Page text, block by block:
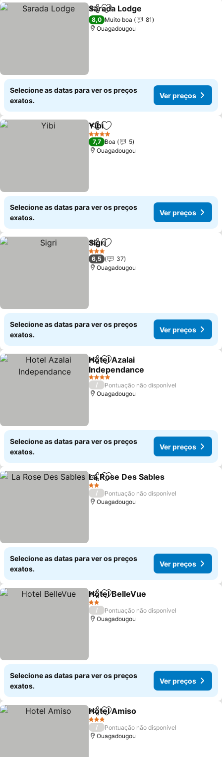
PartilharAdicionar aos favoritos
Sarada Lodge
8,0 Muito boa
81
Ouagadougou
Selecione as datas para ver os preços
exatos.
Ver preços
PartilharAdicionar aos favoritos
Yibi
4 Estrelas
7,7 Boa
5
Ouagadougou
Selecione as datas para ver os preços
exatos.
Ver preços
PartilharAdicionar aos favoritos
Sigri
3 Estrelas
6,5
37
Ouagadougou
Selecione as datas para ver os preços
exatos.
Ver preços
PartilharAdicionar aos favoritos
Hotel Azalai
Independance
Ver preços
4 Estrelas
/
Pontuação não disponível
Ouagadougou
Selecione as datas para ver os preços
exatos.
Ver preços
PartilharAdicionar aos favoritos
La Rose Des Sables
2 Estrelas
/
Pontuação não disponível
Ouagadougou
Selecione as datas para ver os preços
exatos.
Ver preços
PartilharAdicionar aos favoritos
Hotel BelleVue
2 Estrelas
/
Pontuação não disponível
Ouagadougou
Selecione as datas para ver os preços
exatos.
Ver preços
PartilharAdicionar aos favoritos
Hotel Amiso
3 Estrelas
/
Pontuação não disponível
Ouagadougou